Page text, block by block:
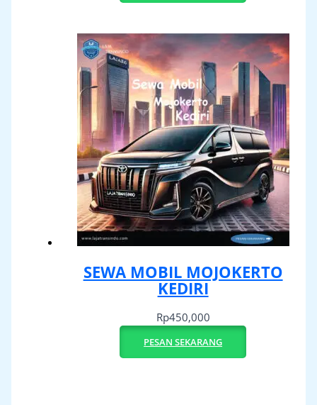
SEWA MOBIL MOJOKERTO
KEDIRI
Rp450,000
PESAN SEKARANG